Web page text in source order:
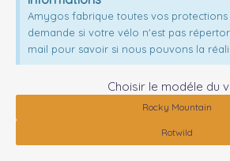
Amygos fabrique toutes vos protections
demande si votre vélo n'est pas
mail pour savoir si nous pouvons la
Choisir le modéle du
Rocky Mountain
Rotwild